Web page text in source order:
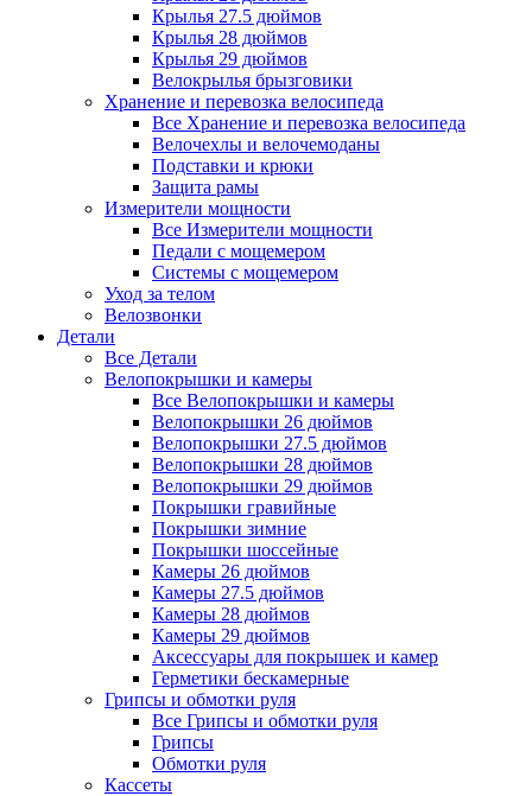
Крылья 27.5 дюймов
Крылья 28 дюймов
Крылья 29 дюймов
Велокрылья брызговики
Хранение и перевозка велосипеда
Все Хранение и перевозка велосипеда
Велочехлы и велочемоданы
Подставки и крюки
Защита рамы
Измерители мощности
Все Измерители мощности
Педали с мощемером
Системы с мощемером
Уход за телом
Велозвонки
Детали
Все Детали
Велопокрышки и камеры
Все Велопокрышки и камеры
Велопокрышки 26 дюймов
Велопокрышки 27.5 дюймов
Велопокрышки 28 дюймов
Велопокрышки 29 дюймов
Покрышки гравийные
Покрышки зимние
Покрышки шоссейные
Камеры 26 дюймов
Камеры 27.5 дюймов
Камеры 28 дюймов
Камеры 29 дюймов
Аксессуары для покрышек и камер
Герметики бескамерные
Грипсы и обмотки руля
Все Грипсы и обмотки руля
Грипсы
Обмотки руля
Кассеты